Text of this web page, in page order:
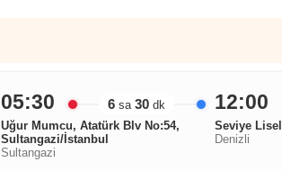
05:30
Uğur Mumcu, Atatürk Blv No:54,
Sultangazi/İstanbul
Sultangazi
6 sa 30 dk 12:00
Seviye
Denizli